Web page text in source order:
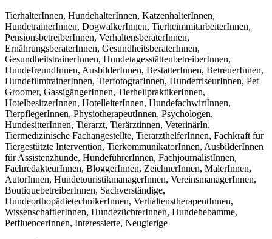
TierhalterInnen, HundehalterInnen, KatzenhalterInnen,
HundetrainerInnen, DogwalkerInnen, TierheimmitarbeiterInnen,
PensionsbetreiberInnen, VerhaltensberaterInnen,
ErnährungsberaterInnen, GesundheitsberaterInnen,
GesundheitstrainerInnen, HundetagesstättenbetreiberInnen,
HundefreundInnen, AusbilderInnen, BestatterInnen, BetreuerInnen,
HundefilmtrainerInnen, TierfotografInnen, HundefriseurInnen, Pet
Groomer, GassigängerInnen, TierheilpraktikerInnen,
HotelbesitzerInnen, HotelleiterInnen, HundefachwirtInnen,
TierpflegerInnen, PhysiotherapeutInnen, Psychologen,
HundesitterInnen, Tierarzt, Tierärztinnen, VeterinärIn,
Tiermedizinische Fachangestellte, TierarzthelferInnen, Fachkraft für
Tiergestützte Intervention, TierkommunikatorInnen, AusbilderInnen
für Assistenzhunde, HundeführerInnen, FachjournalistInnen,
FachredakteurInnen, BloggerInnen, ZeichnerInnen, MalerInnen,
AutorInnen, HundetouristikmanagerInnen, VereinsmanagerInnen,
BoutiquebetreiberInnen, Sachverständige,
HundeorthopädietechnikerInnen, VerhaltenstherapeutInnen,
WissenschaftlerInnen, HundezüchterInnen, Hundehebamme,
PetfluencerInnen, Interessierte, Neugierige